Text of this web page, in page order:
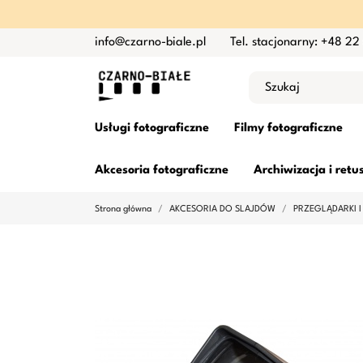
info@czarno-biale.pl Tel. stacjonarny: +48 22
Usługi fotograficzne Filmy fotograficzne
Akcesoria fotograficzne Archiwizacja i
Strona główna AKCESORIA DO SLAJDÓW PRZEGLĄDARKI I